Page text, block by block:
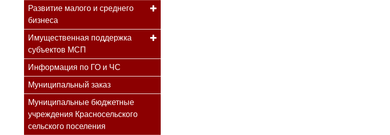
Развитие малого и среднего
бизнеса
Имущественная поддержка
субъектов МСП
Информация по ГО и ЧС
Муниципальный заказ
Муниципальные бюджетные
учреждения Красносельского
сельского поселения